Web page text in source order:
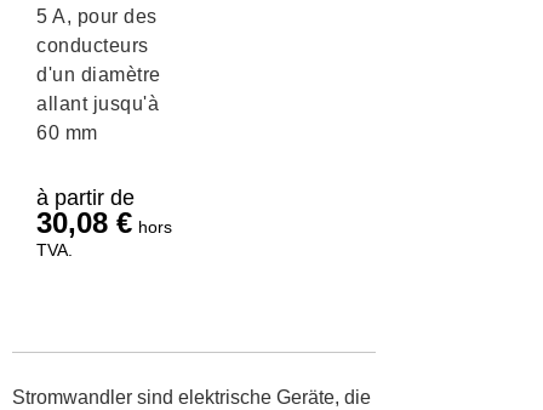
5 A, pour des
conducteurs
d'un diamètre
allant jusqu'à
60 mm
à partir de
30,08 € hors
TVA.
Stromwandler sind elektrische Geräte, die